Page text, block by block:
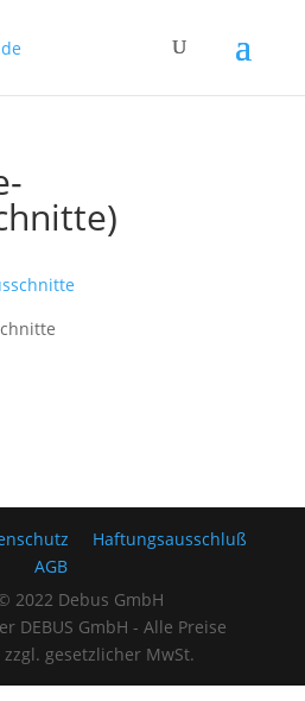
Haftungsausschluß
AGB
2022 Debus GmbH
DEBUS GmbH - Alle Preise
gesetzlicher MwSt.